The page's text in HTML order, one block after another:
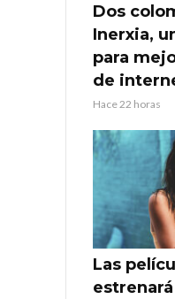
Dos
Inerxia,
para
de
Hace 22 horas
Las